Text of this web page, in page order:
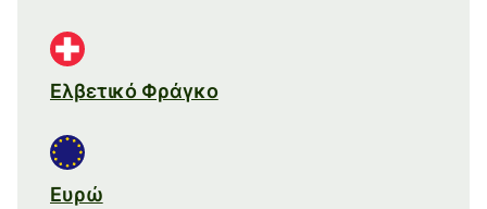
Ελβετικό Φράγκο
Ευρώ